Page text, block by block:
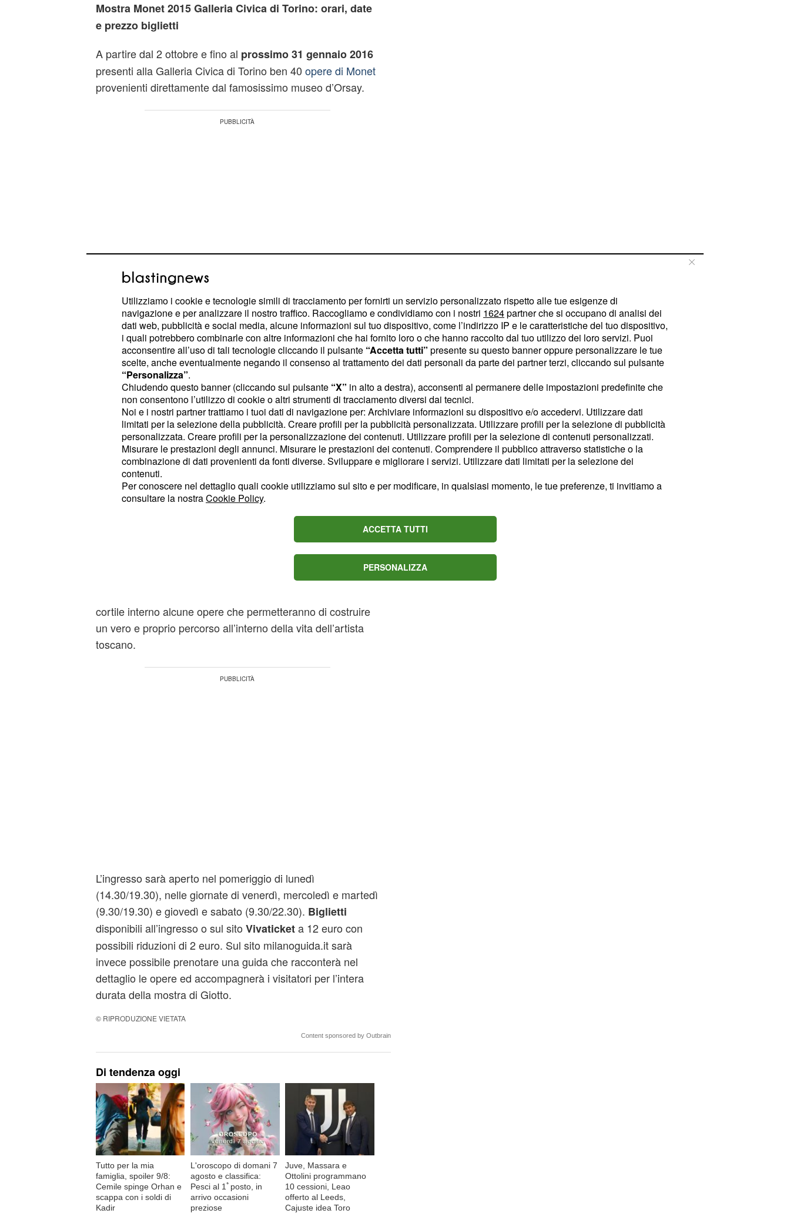
Mostra Monet 2015 Galleria Civica di Torino: orari, date
e prezzo biglietti
A partire dal 2 ottobre e fino al prossimo 31 gennaio 2016
presenti alla Galleria Civica di Torino ben 40 opere di Monet
provenienti direttamente dal famosissimo museo d’Orsay.
Il percorso espositivo presenta molti capolavori
paesaggistici attraverso i quali sarà possibile apprezzare la
maestria di Monet nell’uso dei colori e delle tecniche tipiche
dell’Impressionismo Francese. La mostra potrà essere
visitatadal martedì alla domenica tra le ore 10.00 e le ore
(lunedì giorno di chiusura).Bigliettiacquistabili
direttamente all’ingresso della Galleria Civica (chiusura
biglietteria alle ore 18.30) ad un prezzo intero di 12 euro (9
euro il ridotto).
Mostra Giotto 2015 Palazzo Reale Milano: orari, date e
prezzo biglietti
, padre delle tecniche moderne e primo vero padre
della tridimensionalità. In concomitanza con
turisti avranno così modo di recarsi presso l’affascinante
cortile interno alcune opere che permetteranno di costruire
un vero e proprio percorso all’interno della vita dell’artista
toscano.
L’ingresso sarà aperto nel pomeriggio di lunedì
(14.30/19.30), nelle giornate di venerdì, mercoledì e martedì
(9.30/19.30) e giovedì e sabato (9.30/22.30). Biglietti
disponibili all’ingresso o sul sito Vivaticketa 12 euro con
possibili riduzioni di 2 euro. Sul sito milanoguida.it sarà
invece possibile prenotare una guida che racconterà nel
dettaglio le opere ed accompagnerà i visitatori per l’intera
durata della mostra di Giotto.
© RIPRODUZIONE VIETATA
Content sponsored by Outbrain
Di tendenza oggi
Tutto per la mia
famiglia, spoiler 9/8:
Cemile spinge Orhan e
scappa con i soldi di
Kadir
L'oroscopo di domani 7
agosto e classifica:
Pesci al 1ﾟposto, in
arrivo occasioni
preziose
Juve, Massara e
Ottolini programmano
10 cessioni, Leao
offerto al Leeds,
Cajuste idea Toro
Utilizziamo i cookie e tecnologie simili di tracciamento per fornirti un servizio personalizzato rispetto alle tue esigenze di
navigazione e per analizzare il nostro traffico. Raccogliamo e condividiamo con i nostri 1624partner che si occupano di analisi dei
dati web, pubblicità e social media, alcune informazioni sul tuo dispositivo, come l’indirizzo IP e le caratteristiche del tuo dispositivo,
i quali potrebbero combinarle con altre informazioni che hai fornito loro o che hanno raccolto dal tuo utilizzo dei loro servizi. Puoi
acconsentire all’uso di tali tecnologie cliccando il pulsante “Accetta tutti” presente su questo banner oppure personalizzare le tue
scelte, anche eventualmente negando il consenso al trattamento dei dati personali da parte dei partner terzi, cliccando sul pulsante
“Personalizza”.
Chiudendo questo banner (cliccando sul pulsante “X” in alto a destra), acconsenti al permanere delle impostazioni predefinite che
non consentono l’utilizzo di cookie o altri strumenti di tracciamento diversi dai tecnici.
Noi e i nostri partner trattiamo i tuoi dati di navigazione per: Archiviare informazioni su dispositivo e/o accedervi. Utilizzare dati
limitati per la selezione della pubblicità. Creare profili per la pubblicità personalizzata. Utilizzare profili per la selezione di pubblicità
personalizzata. Creare profili per la personalizzazione dei contenuti. Utilizzare profili per la selezione di contenuti personalizzati.
Misurare le prestazioni degli annunci. Misurare le prestazioni dei contenuti. Comprendere il pubblico attraverso statistiche o la
combinazione di dati provenienti da fonti diverse. Sviluppare e migliorare i servizi. Utilizzare dati limitati per la selezione dei
contenuti.
Per conoscere nel dettaglio quali cookie utilizziamo sul sito e per modificare, in qualsiasi momento, le tue preferenze, ti invitiamo a
consultare la nostraCookie Policy.
ACCETTA TUTTI
PERSONALIZZA